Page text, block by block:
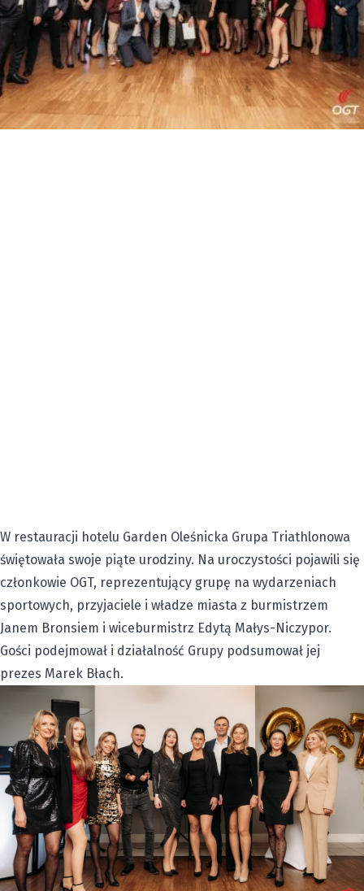
W restauracji hotelu Garden Oleśnicka Grupa Triathlonowa
świętowała swoje piąte urodziny. Na uroczystości pojawili się
członkowie OGT, reprezentujący grupę na wydarzeniach
sportowych, przyjaciele i władze miasta z burmistrzem
Janem Bronsiem i wiceburmistrz Edytą Małys-Niczypor.
Gości podejmował i działalność Grupy podsumował jej
prezes Marek Błach.